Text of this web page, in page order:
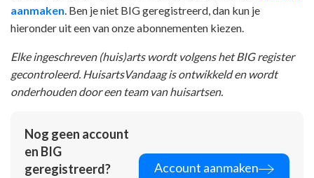
aanmaken . Ben je niet BIG geregistreerd, dan kun je
hieronder uit een van onze abonnementen kiezen.
Elke ingeschreven (huis)arts wordt volgens het BIG register
gecontroleerd. HuisartsVandaag is ontwikkeld en wordt
onderhouden door een team van huisartsen.
Nog geen account
en BIG
geregistreerd?
Account aanmaken